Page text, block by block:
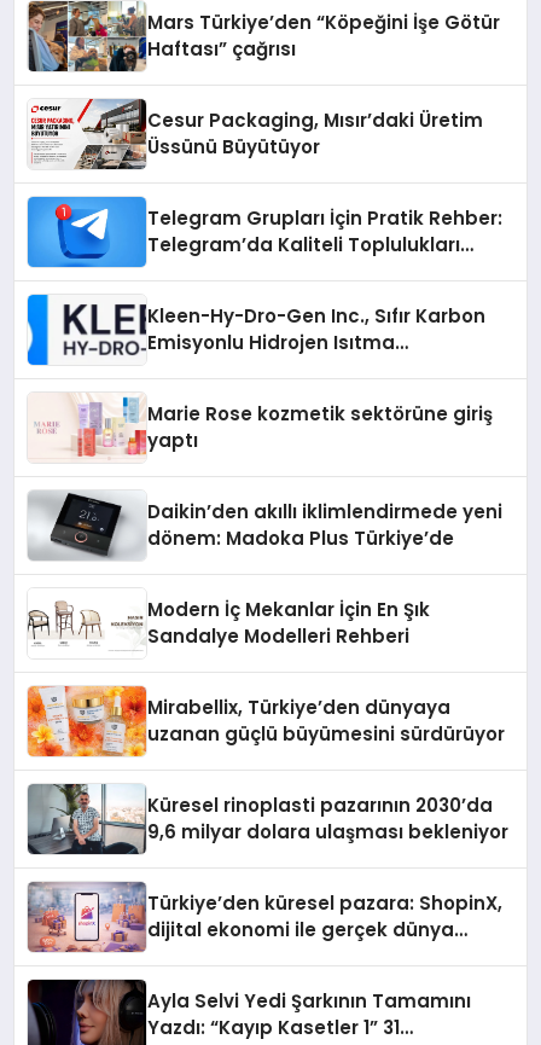
Mars Türkiye’den “Köpeğini İşe Götür
Haftası” çağrısı
Cesur Packaging, Mısır’daki Üretim
Üssünü Büyütüyor
Telegram Grupları İçin Pratik Rehber:
Telegram’da Kaliteli Toplulukları
Kleen-Hy-Dro-Gen Inc., Sıfır Karbon
Emisyonlu Hidrojen Isıtma
Marie Rose kozmetik sektörüne giriş
yaptı
Daikin’den akıllı iklimlendirmede yeni
dönem: Madoka Plus Türkiye’de
Modern İç Mekanlar İçin En Şık
Sandalye Modelleri Rehberi
Mirabellix, Türkiye’den dünyaya
uzanan güçlü büyümesini sürdürüyor
Küresel rinoplasti pazarının 2030’da
9,6 milyar dolara ulaşması bekleniyor
Türkiye’den küresel pazara: ShopinX,
dijital ekonomi ile gerçek dünya
Ayla Selvi Yedi Şarkının Tamamını
Yazdı: “Kayıp Kasetler 1” 31